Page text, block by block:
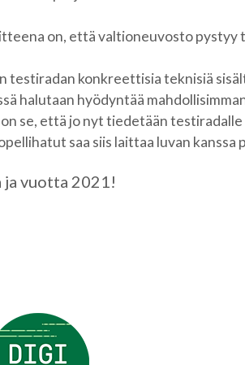
on, että valtioneuvosto pystyy
testiradan konkreettisia teknisiä
halutaan hyödyntää
se, että jo nyt tiedetään
saa siis laittaa luvan kanssa
ja vuotta 2021!